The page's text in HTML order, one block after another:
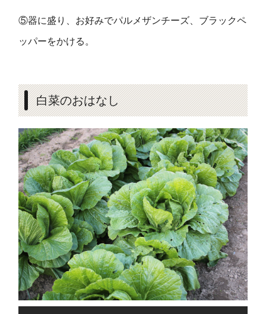
⑤器に盛り、お好みでパルメザンチーズ、ブラックペ
ッパーをかける。
白菜のおはなし